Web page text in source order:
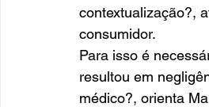
contextualização?,
consumidor.
Para isso é
resultou em
médico?, orienta